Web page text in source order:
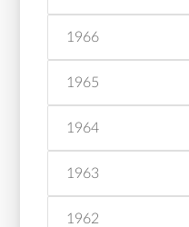
1966
1965
1964
1963
1962